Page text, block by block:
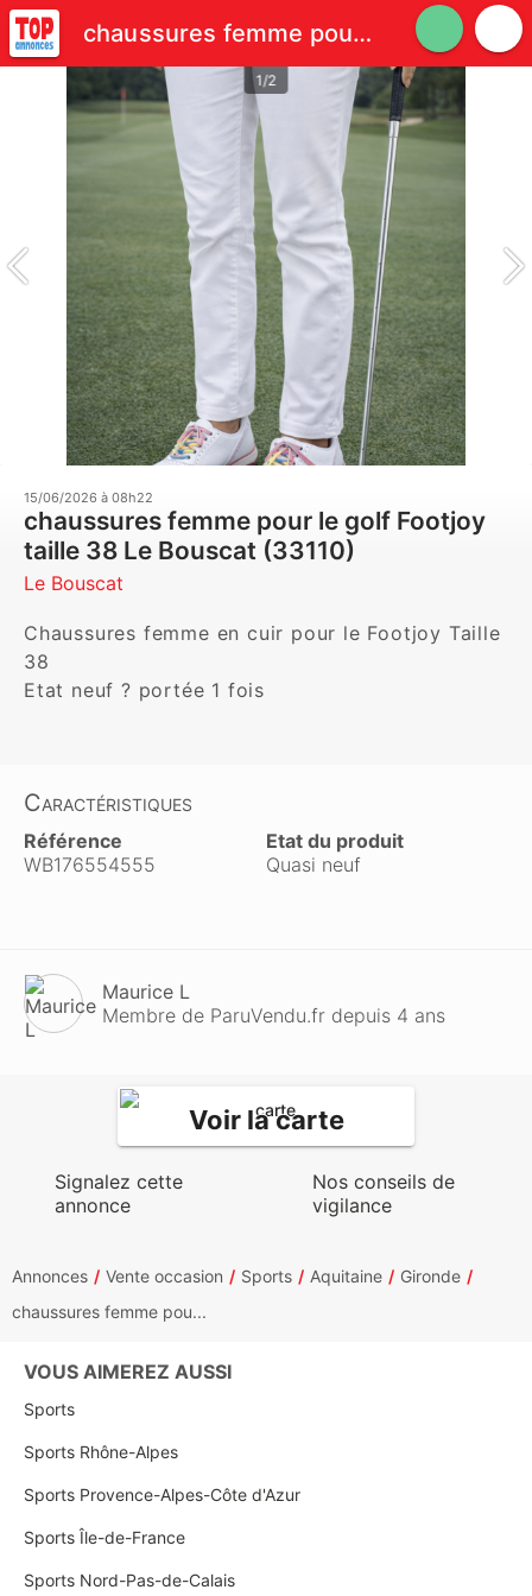
chaussures femme pour le golf Footjoy taille 38
1/2
15/06/2026 à 08h22
chaussures femme pour le golf Footjoy
taille 38 Le Bouscat (33110)
Le Bouscat
Chaussures femme en cuir pour le Footjoy Taille
38
Caractéristiques
Référence
WB176554555
Etat du produit
Quasi neuf
Maurice L
Membre de ParuVendu.fr depuis 4 ans
Voir la carte
Signalez cette
annonce
Nos conseils de
vigilance
Annonces Vente occasion Sports Aquitaine
Gironde
chaussures femme pou...
VOUS AIMEREZ AUSSI
Sports
Sports Rhône-Alpes
Sports Provence-Alpes-Côte d'Azur
Sports Île-de-France
Sports Nord-Pas-de-Calais